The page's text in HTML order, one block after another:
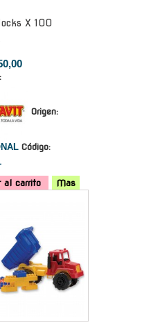
X 100
Origen:
Código:
al carrito
Mas